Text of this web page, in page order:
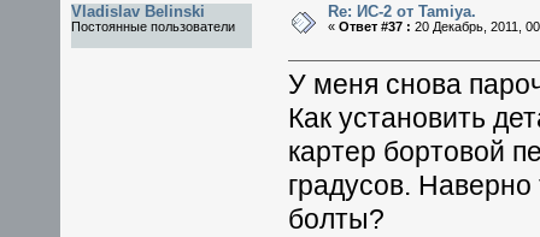
Vladislav Belinski
Постоянные пользователи
Re: ИС-2 от Tamiya.
« Ответ #37 : 20 Декабрь, 2011,
У меня снова
Как установить
картер бортовой
градусов.
болты?